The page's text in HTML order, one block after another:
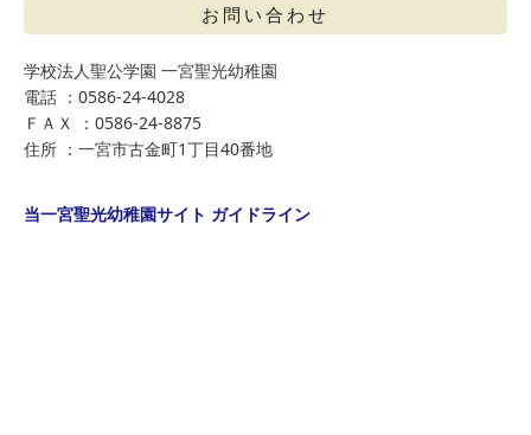
お問い合わせ
学校法人聖公学園 一宮聖光幼稚園
電話 ：0586-24-4028
ＦＡＸ ：0586-24-8875
住所 ：一宮市古金町1丁目40番地
当一宮聖光幼稚園サイト ガイドライン